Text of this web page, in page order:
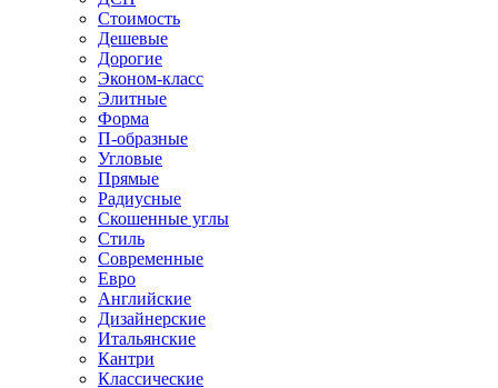
Стоимость
Дешевые
Дорогие
Эконом-класс
Элитные
Форма
П-образные
Угловые
Прямые
Радиусные
Скошенные углы
Стиль
Современные
Евро
Английские
Дизайнерские
Итальянские
Кантри
Классические